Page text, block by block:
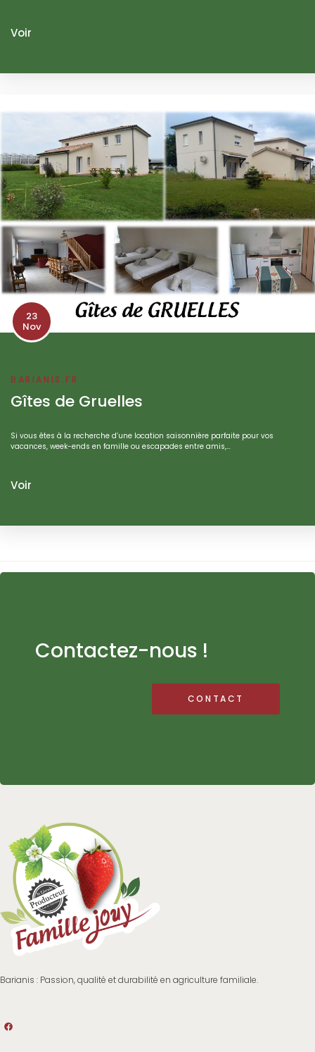
Voir
23
Nov
BARIANIS.FR
Gîtes de Gruelles
Si vous êtes à la recherche d’une location saisonnière parfaite pour vos
vacances, week-ends en famille ou escapades entre amis,…
Voir
Contactez-nous !
CONTACT
Barianis : Passion, qualité et durabilité en agriculture familiale.